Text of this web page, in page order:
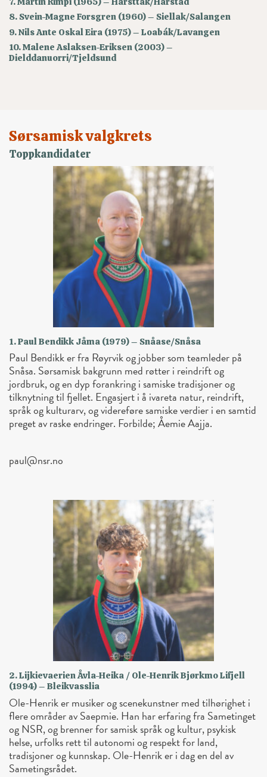
8. Svein-Magne Forsgren (1960) – Siellak/Salangen
9. Nils Ante Oskal Eira (1975) – Loabák/Lavangen
10. Malene Aslaksen-Eriksen (2003) –
Dielddanuorri/Tjeldsund
Sørsamisk valgkrets
Toppkandidater
1. Paul Bendikk Jåma (1979) – Snåase/Snåsa
Paul Bendikk er fra Røyrvik og jobber som teamleder på
Snåsa. Sørsamisk bakgrunn med røtter i reindrift og
jordbruk, og en dyp forankring i samiske tradisjoner og
tilknytning til fjellet. Engasjert i å ivareta natur, reindrift,
språk og kulturarv, og videreføre samiske verdier i en samtid
preget av raske endringer. Forbilde; Åemie Aajja.
paul@nsr.no
2. Lijkievaerien Åvla-Heika / Ole-Henrik Bjørkmo Lifjell
(1994) – Bleikvasslia
Ole-Henrik er musiker og scenekunstner med tilhørighet i
flere områder av Saepmie. Han har erfaring fra Sametinget
og NSR, og brenner for samisk språk og kultur, psykisk
helse, urfolks rett til autonomi og respekt for land,
tradisjoner og kunnskap. Ole-Henrik er i dag en del av
Sametingsrådet.